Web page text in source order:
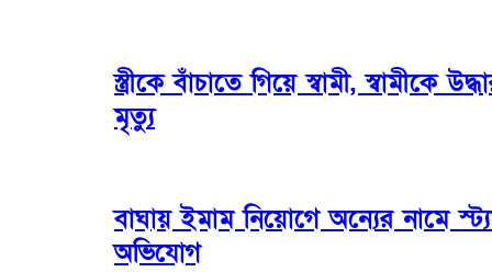
স্ত্রীকে বাঁচাতে গিয়ে স্বামী, স্বামীকে
মৃত্যু
বাঘায় ইমাম নিয়োগে অন্যের নামে
অভিযোগ